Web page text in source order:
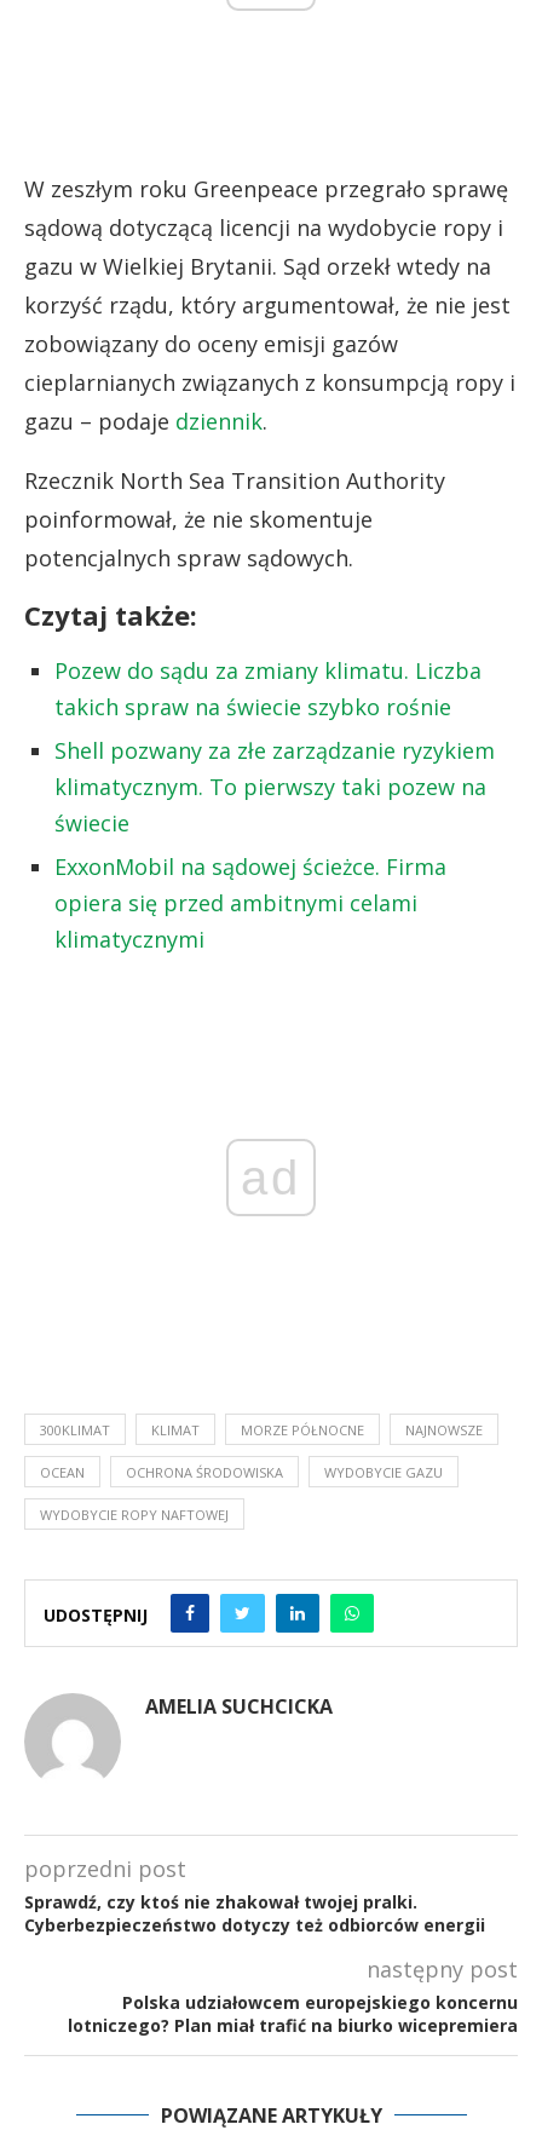
W zeszłym roku Greenpeace przegrało sprawę
sądową dotyczącą licencji na wydobycie ropy i
gazu w Wielkiej Brytanii. Sąd orzekł wtedy na
korzyść rządu, który argumentował, że nie jest
zobowiązany do oceny emisji gazów
cieplarnianych związanych z konsumpcją ropy i
gazu – podaje dziennik.
Rzecznik North Sea Transition Authority
poinformował, że nie skomentuje
potencjalnych spraw sądowych.
Czytaj także:
Pozew do sądu za zmiany klimatu. Liczba
takich spraw na świecie szybko rośnie
Shell pozwany za złe zarządzanie ryzykiem
klimatycznym. To pierwszy taki pozew na
świecie
ExxonMobil na sądowej ścieżce. Firma
opiera się przed ambitnymi celami
klimatycznymi
ad
300KLIMAT KLIMAT MORZE PÓŁNOCNE NAJNOWSZE
OCEAN OCHRONA ŚRODOWISKA WYDOBYCIE GAZU
WYDOBYCIE ROPY NAFTOWEJ
UDOSTĘPNIJ
AMELIA SUCHCICKA
poprzedni post
Sprawdź, czy ktoś nie zhakował twojej pralki.
Cyberbezpieczeństwo dotyczy też odbiorców energii
następny post
Polska udziałowcem europejskiego koncernu
lotniczego? Plan miał trafić na biurko wicepremiera
POWIĄZANE ARTYKUŁY